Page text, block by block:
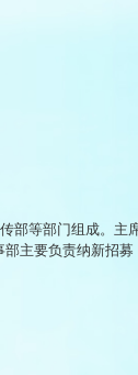
部等部门组成。主
主要负责纳新招